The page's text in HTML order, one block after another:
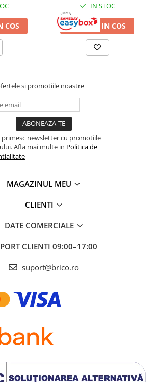
COS
IN STOC
ADAUGA IN COS
si promotiile noastre
primesc newsletter cu promotiile
Afla mai multe in Politica de
MAGAZINUL MEU
CLIENTI
DATE COMERCIALE
CLIENTI 09:00–17:00
suport@brico.ro